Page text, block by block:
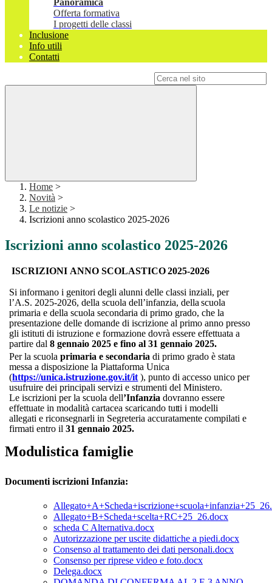
Panoramica
Offerta formativa
I progetti delle classi
Inclusione
Info utili
Contatti
Home >
Novità >
Le notizie >
Iscrizioni anno scolastico 2025-2026
Iscrizioni anno scolastico 2025-2026
ISCRIZIONI ANNO SCOLASTICO 2025-2026
Si informano i genitori degli alunni delle classi inziali, per
l’A.S. 2025-2026, della scuola dell’infanzia, della scuola
primaria e della scuola secondaria di primo grado, che la
presentazione delle domande di iscrizione al primo anno presso
gli istituti di istruzione e formazione dovrà essere effettuata a
partire dal8 gennaio 2025 e fino al 31 gennaio 2025.
Per la scuolaprimaria e secondaria di primo grado è stata
messa a disposizione la Piattaforma Unica
(https://unica.istruzione.gov.it/it ), punto di accesso unico per
usufruire dei principali servizi e strumenti del Ministero.
Le iscrizioni per la scuola dell’Infanzia dovranno essere
effettuate in modalità cartacea scaricando tutti i modelli
allegati e riconsegnarli in Segreteria accuratamente compilati e
firmati entro il31 gennaio 2025.
Modulistica famiglie
Documenti iscrizioni Infanzia:
Allegato+B+Scheda+scelta+RC+25_26.docx
scheda C Alternativa.docx
Autorizzazione per uscite didattiche a piedi.docx
Consenso al trattamento dei dati personali.docx
Consenso per riprese video e foto.docx
Delega.docx